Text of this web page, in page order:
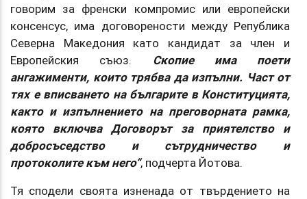
говорим за френски компромис или европейски
консенсус, има договорености между Република
Северна Македония като кандидат за член и
Европейския съюз. Скопие има поети
ангажименти, които трябва да изпълни. Част от
тях е вписването на българите в Конституцията,
както и изпълнението на преговорната рамка,
която включва Договорът за приятелство и
добросъседство и сътрудничество и
протоколите към него“, подчерта Йотова.
Тя сподели своята изненада от твърдението на